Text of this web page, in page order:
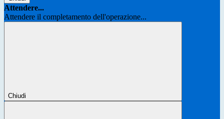
Attendere...
Attendere il completamento dell'operazione...
Chiudi